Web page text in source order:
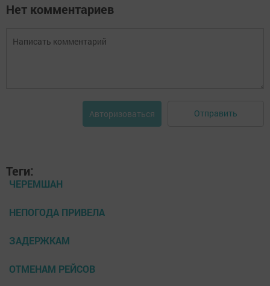
Нет комментариев
Авторизоваться Отправить
Теги:
ЧЕРЕМШАН
НЕПОГОДА ПРИВЕЛА
ЗАДЕРЖКАМ
ОТМЕНАМ РЕЙСОВ